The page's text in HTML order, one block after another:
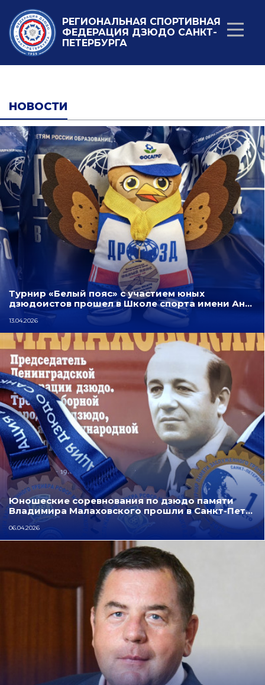
РЕГИОНАЛЬНАЯ СПОРТИВНАЯ
ФЕДЕРАЦИЯ ДЗЮДО САНКТ-
ПЕТЕРБУРГА
НОВОСТИ
Турнир «Белый пояс» с участием юных
дзюдоистов прошел в Школе спорта имени Ан…
13.04.2026
Юношеские соревнования по дзюдо памяти
Владимира Малаховского прошли в Санкт-Пет…
06.04.2026